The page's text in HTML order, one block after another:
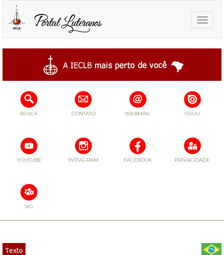
Toggle
BUSCA CONTATO WEBMAIL ISSUU
YOUTUBE INSTAGRAM FACEBOOK PRIVACIDADE
SIG
Texto